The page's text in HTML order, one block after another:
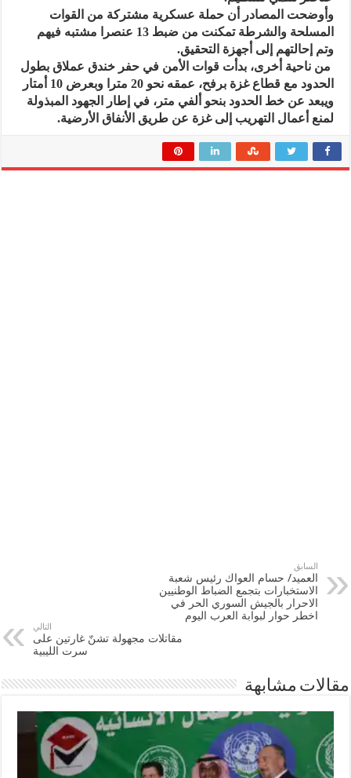
وأوضحت المصادر أن حملة عسكرية مشتركة من القوات
المسلحة والشرطة تمكنت من ضبط 13 عنصرا مشتبه فيهم
وتم إحالتهم إلى أجهزة التحقيق.
من ناحية أخرى، بدأت قوات الأمن في حفر خندق عملاق بطول
الحدود مع قطاع غزة برفح، عمقه نحو 20 مترا وبعرض 10 أمتار
ويبعد عن خط الحدود بنحو ألفي متر، في إطار الجهود المبذولة
لمنع أعمال التهريب إلى غزة عن طريق الأنفاق الأرضية.
السابق
العميد/ حسام العواك رئيس شعبة
الاستخبارات بتجمع الضباط الوطنيين
الاحرار بالجيش السوري الحر في
اخطر حوار لبوابة العرب اليوم
التالي
مقاتلات مجهولة تشنّ غارتين على
سرت الليبية
مقالات مشابهة